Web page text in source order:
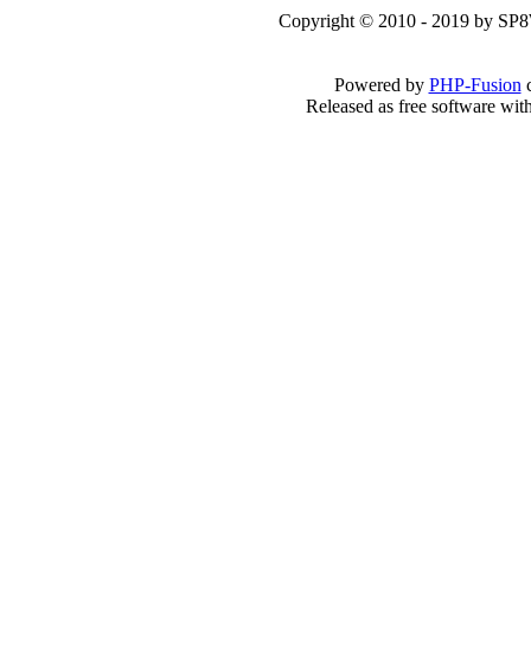
Copyright © 2010 - 2019 by
Powered by PHP-Fusion
Released as free software